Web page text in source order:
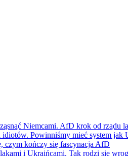
Niemcami. AfD krok od rządu
Powinniśmy mieć system jak
czym kończy się fascynacja AfD
i Ukraińcami. Tak rodzi się